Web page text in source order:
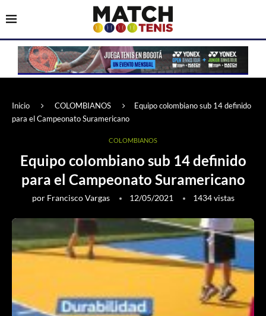
Inicio COLOMBIANOS
Equipo colombiano sub 14 definido
para el Campeonato Suramericano
COLOMBIANOS
Equipo colombiano sub 14 definido
para el Campeonato Suramericano
por Francisco Vargas 12/05/2021 1434vistas